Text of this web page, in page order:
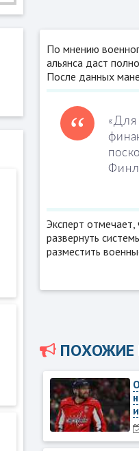
По мнению
альянса даст
После данных
«Для
Эксперт
развернуть
разместить
ПОХОЖИЕ